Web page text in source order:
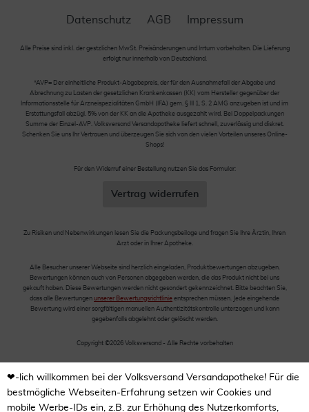
Datenschutz AGB Impressum
Alle Preise sind inkl. der gestzlichen MwSt. Preisänderungen und Irrtum vorbehalten. Die Lieferung
erfolgt nur innerhalb von Deutschland.
*AVP= Der einheitliche Produkt-Abgabepreis, der für den Ausnahmefall der Abgabe und
Abrechnung zu Lasten der gesetzlichen Krankenkassen (KK) vom Hersteller gegenüber der
Informationsstelle für Arzneispezialitäten GmbH (IFA) gem. § III 1, S. 2 AMG anzugeben ist und im
Erstattungsfall abzügl. 5% von der KK an die Apotheke ausgezahlt wird. Bei Doppelpackungen
Summe der Einzel-AVP. Volksversand Versandapotheke liefert schnell, zuverlässig und diskret.
Schenken Sie uns Ihr Vertrauen und überzeugen Sie sich von den vielen Vorteilen unseres Online-
Shops!
Für den Widerruf einer Bestellung nutzen Sie das Formular:
Vertrag widerrufen
Zu Risiken und Nebenwirkungen lesen Sie die Packungsbeilage und fragen Sie Ihre Ärztin, Ihren
Arzt oder in Ihrer Apotheke.
Alle Besucher unserer Webseite sind herzlich eingeladen, Produktbewertungen abzugeben.
Bewertungen können auch von Personen abgegeben werden, die das Produkt nicht bei uns
gekauft haben. Diese Bewertungen werden nicht gesondert gekennzeichnet. Bitte beachten Sie,
dass alle Bewertungen unserer Bewertungsrichtlinie entsprechen müssen. Jede eingehende
Bewertung wird einer sorgfältigen manuellen Authentizitätskontrolle unterzogen und kann
gegebenfalls abgelehnt oder gelöscht werden.
Copyright ©2026 Volksversand - Alle Rechte vorbehalten
❤-lich willkommen bei der Volksversand Versandapotheke! Für die
bestmögliche Webseiten-Erfahrung setzen wir Cookies und
mobile Werbe-IDs ein, z.B. zur Erhöhung des Nutzerkomforts,